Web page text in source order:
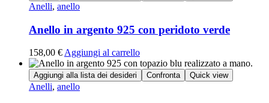
Anelli, anello
Anello in argento 925 con peridoto verde
158,00 € Aggiungi al carrello
Aggiungi alla lista dei desideri Confronta Quick view
Anelli, anello